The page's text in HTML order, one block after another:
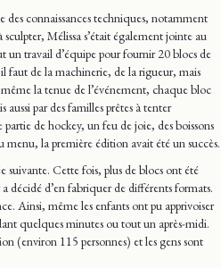
des connaissances techniques, notamment
Mélissa s’était également jointe au
un travail d’équipe pour fournir 20 blocs de
faut de la machinerie, de la rigueur, mais
la tenue de l’événement, chaque bloc
aussi par des familles prêtes à tenter
de hockey, un feu de joie, des boissons
menu, la première édition avait été un succès.
suivante. Cette fois, plus de blocs ont été
décidé d’en fabriquer de différents formats.
Ainsi, même les enfants ont pu apprivoiser
quelques minutes ou tout un après-midi.
(environ 115 personnes) et les gens sont